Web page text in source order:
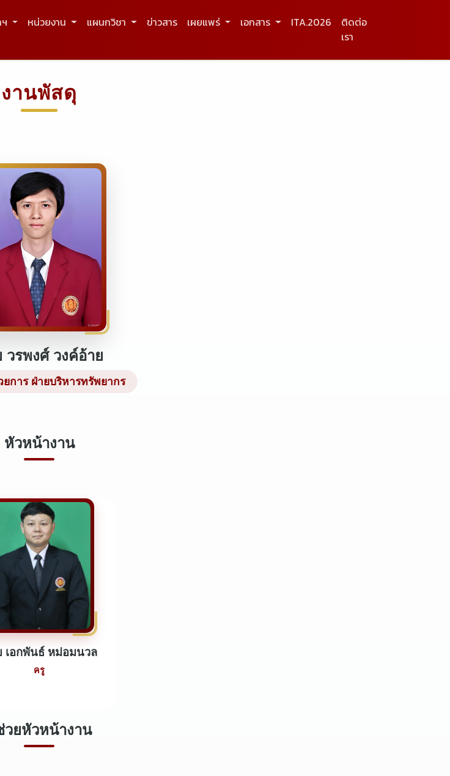
หน่วยงาน แผนกวิชา ข่าวสาร เผยแพร่ เอกสาร ITA.2026
ติดต่อ
เรา
งานพัสดุ
วรพงศ์ วงค์อ้าย
ยการ ฝ่ายบริหารทรัพยากร
หัวหน้างาน
เอกพันธ์ หม่อมนวล
ครู
วยหัวหน้างาน